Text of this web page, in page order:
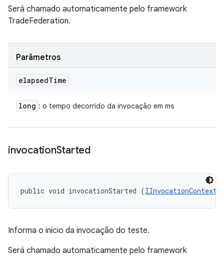
Será chamado automaticamente pelo framework
TradeFederation.
Parâmetros
elapsedTime
long : o tempo decorrido da invocação em ms
invocationStarted
public void invocationStarted (IInvocationContext
Informa o início da invocação do teste.
Será chamado automaticamente pelo framework